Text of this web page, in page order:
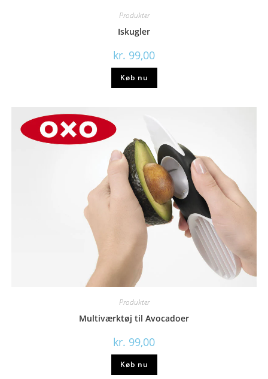
Produkter
Iskugler
kr. 99,00
Køb nu
Produkter
Multiværktøj til Avocadoer
kr. 99,00
Køb nu